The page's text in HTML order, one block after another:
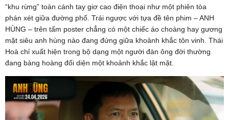
“khu rừng” toàn cánh tay giơ cao điện thoại như một phiên tòa
phán xét giữa đường phố. Trái ngược với tựa đề tên phim – ANH
HÙNG – trên tấm poster chẳng có một chiếc áo choàng hay gương
mặt siêu anh hùng nào đang đứng giữa khoảnh khắc tôn vinh. Thái
Hoà chỉ xuất hiện trong bộ dạng một người đàn ông đời thường
đang bàng hoàng đối diện một khoảnh khắc lật mặt.